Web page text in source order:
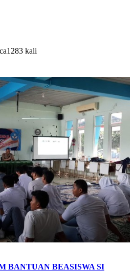
kali
BANTUAN BEASISWA SI